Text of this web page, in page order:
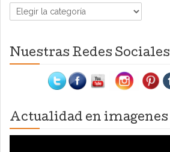
Categorías
Nuestras Redes Sociales
Actualidad en imagenes